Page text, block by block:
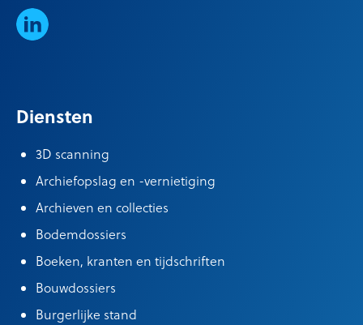
LinkedIn
Diensten
3D scanning
Archiefopslag en -vernietiging
Archieven en collecties
Bodemdossiers
Boeken, kranten en tijdschriften
Bouwdossiers
Burgerlijke stand